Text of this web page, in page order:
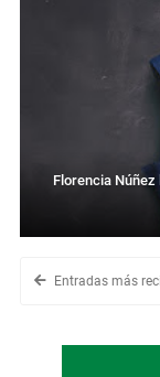
Florencia Núñez
Entradas más